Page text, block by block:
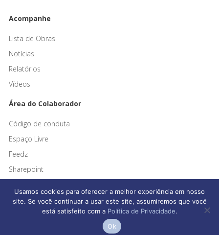
Acompanhe
Lista de Obras
Notícias
Relatórios
Vídeos
Área do Colaborador
Código de conduta
Espaço Livre
Feedz
Sharepoint
Afonso França Engenharia © 2026 Todos os direitos reservados
Usamos cookies para oferecer a melhor experiência em nosso
site. Se você continuar a usar este site, assumiremos que você
está satisfeito com a Política de Privacidade.
Ok